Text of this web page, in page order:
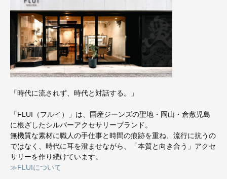
「時代に流されず、時代と対話する。」
「FLUI（フルイ）」は、国産ジーンズの聖地・岡山・倉敷児島
に根ざしたシルバーアクセサリーブランド。
無機質な素材に職人の手仕事と時間の痕跡を重ね、流行に抗うの
ではなく、時代に耳を澄ませながら、「本質と向き合う」アクセ
サリーを作り続けています。
≫FLUIについて